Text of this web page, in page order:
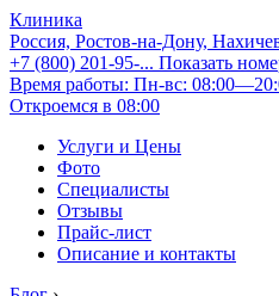
Клиника
Россия, Ростов-на-Дону,
+7 (800) 201-95-... Показать
Время работы: Пн-вс:
Откроемся в 08:00
Услуги и Цены
Фото
Специалисты
Отзывы
Прайс-лист
Описание и контакты